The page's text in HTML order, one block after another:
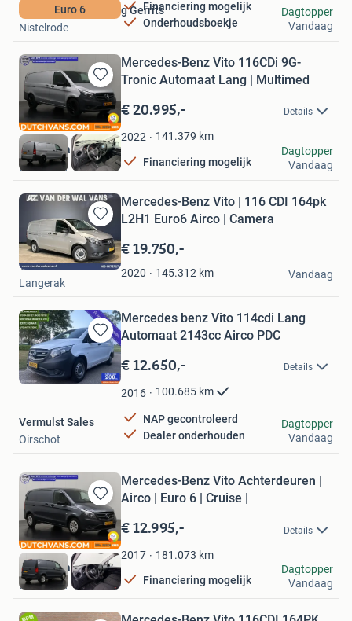
Euro 6
Financiering mogelijk
Onderhoudsboekje
Handelsonderneming Gerrits
Nistelrode
Dagtopper
Vandaag
Bewaren
in
Mijn
Favorieten
Mercedes-Benz Vito 116CDi 9G-
Tronic Automaat Lang | Multimed
€ 20.995,- Details
2022 141.379 km
Financiering mogelijk
DUTCH Vans
Barneveld
Dagtopper
Vandaag
Bewaren
in
Mijn
Favorieten
Mercedes-Benz Vito | 116 CDI 164pk
L2H1 Euro6 Airco | Camera
€ 19.750,-
2020 145.312 km
Van der Wal Vans
Langerak
Vandaag
Bewaren
in
Mijn
Favorieten
Mercedes benz Vito 114cdi Lang
Automaat 2143cc Airco PDC
€ 12.650,- Details
2016 100.685 km
NAP gecontroleerd
Dealer onderhouden
Vermulst Sales
Oirschot
Dagtopper
Vandaag
Bewaren
in
Mijn
Favorieten
Mercedes-Benz Vito Achterdeuren |
Airco | Euro 6 | Cruise |
€ 12.995,- Details
2017 181.073 km
Financiering mogelijk
DUTCH Vans
Barneveld
Dagtopper
Vandaag